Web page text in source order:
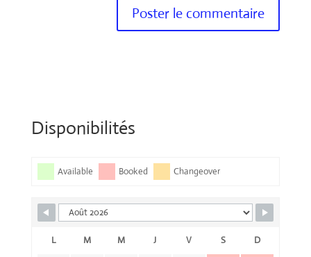
Disponibilités
Available Booked Changeover
L M M J V S D